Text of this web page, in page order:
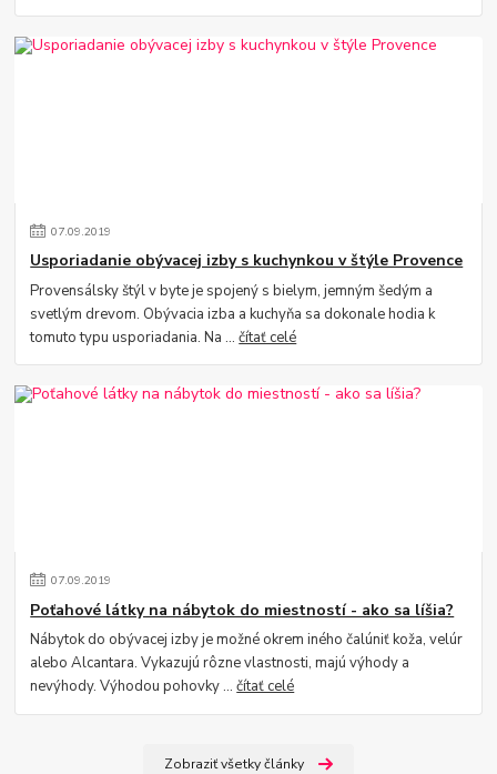
07.09.2019
Usporiadanie obývacej izby s kuchynkou v štýle Provence
Provensálsky štýl v byte je spojený s bielym, jemným šedým a
svetlým drevom. Obývacia izba a kuchyňa sa dokonale hodia k
tomuto typu usporiadania. Na ...čítať celé
07.09.2019
Poťahové látky na nábytok do miestností - ako sa líšia?
Nábytok do obývacej izby je možné okrem iného čalúniť koža, velúr
alebo Alcantara. Vykazujú rôzne vlastnosti, majú výhody a
nevýhody. Výhodou pohovky ...čítať celé
Zobraziť všetky články